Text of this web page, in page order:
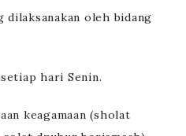
dilaksanakan oleh bidang
hari Senin.
keagamaan (sholat